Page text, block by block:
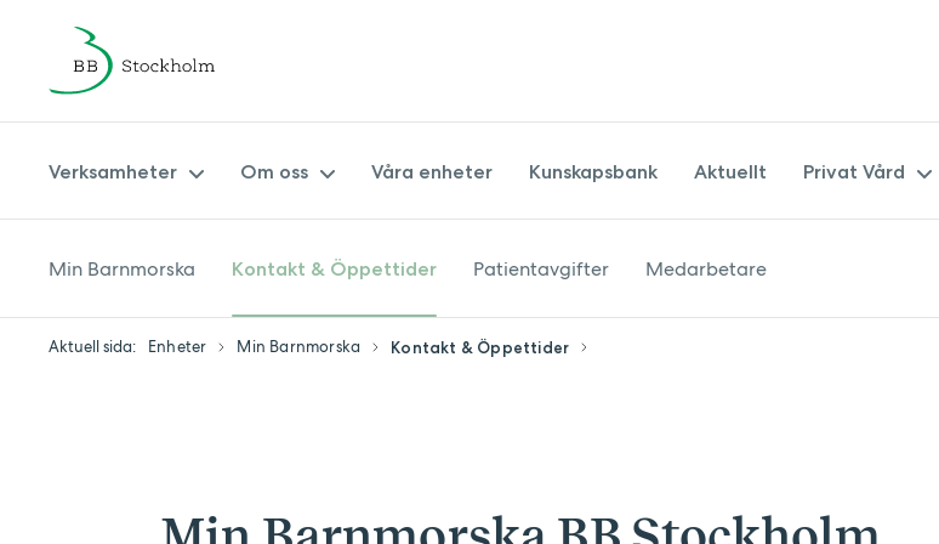
Verksamheter
Amningsmottagning
Barnavårdscentral
Om oss
Om BB Stockholm
Synpunkter på vården
Våra enheter Kunskapsbank Aktuellt Privat Vård
Privata kurser
Min Barnmorska Kontakt & Öppettider Patientavgifter Medarbetare
Aktuell sida: Enheter Min Barnmorska Kontakt & Öppettider